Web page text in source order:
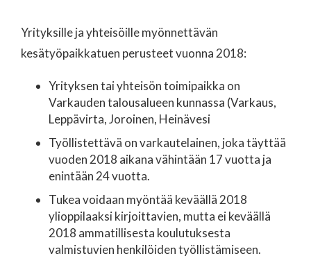
Yrityksille ja yhteisöille myönnettävän
kesätyöpaikkatuen perusteet vuonna 2018:
Yrityksen tai yhteisön toimipaikka on
Varkauden talousalueen kunnassa (Varkaus,
Leppävirta, Joroinen, Heinävesi
Työllistettävä on varkautelainen, joka täyttää
vuoden 2018 aikana vähintään 17 vuotta ja
enintään 24 vuotta.
Tukea voidaan myöntää keväällä 2018
ylioppilaaksi kirjoittavien, mutta ei keväällä
2018 ammatillisesta koulutuksesta
valmistuvien henkilöiden työllistämiseen.